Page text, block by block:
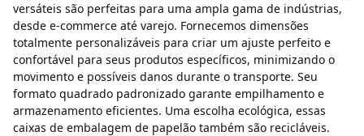
versáteis são perfeitas para uma ampla gama de indústrias,
desde e-commerce até varejo. Fornecemos dimensões
totalmente personalizáveis para criar um ajuste perfeito e
confortável para seus produtos específicos, minimizando o
movimento e possíveis danos durante o transporte. Seu
formato quadrado padronizado garante empilhamento e
armazenamento eficientes. Uma escolha ecológica, essas
caixas de embalagem de papelão também são recicláveis.